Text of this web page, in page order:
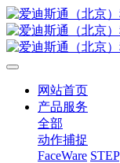
网站首页
产品服务
全部
动作捕捉
FaceWare STEP